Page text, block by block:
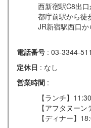
西新宿駅C8出
都庁前駅から徒
JR新宿駅西口
電話番号 : 03-3344-
定休日 : なし
営業時間 :
【ランチ】
【アフタヌー
【ディナー】